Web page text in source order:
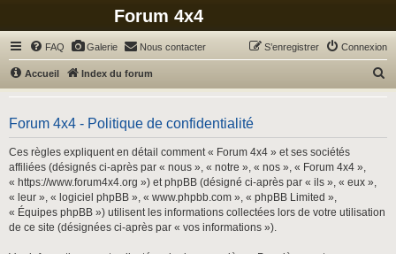
Forum 4x4
FAQ Galerie Nous contacter Connexion
S’enregistrer
Accueil Index du forum
h
Forum 4x4 - Politique de confidentialité
Ces règles expliquent en détail comment « Forum 4x4 » et ses sociétés
affiliées (désignés ci-après par « nous », « notre », « nos », « Forum 4x4 »,
« https://www.forum4x4.org ») et phpBB (désigné ci-après par « ils », « eux »,
« leur », « logiciel phpBB », « www.phpbb.com », « phpBB Limited »,
« Équipes phpBB ») utilisent les informations collectées lors de votre utilisation
de ce site (désignées ci-après par « vos informations »).